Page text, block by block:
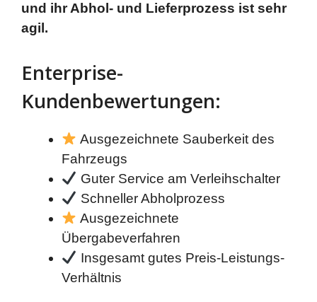
und ihr Abhol- und Lieferprozess ist sehr
agil.
Enterprise-
Kundenbewertungen:
Ausgezeichnete Sauberkeit des
Fahrzeugs
Guter Service am Verleihschalter
Schneller Abholprozess
Ausgezeichnete
Übergabeverfahren
Insgesamt gutes Preis-Leistungs-
Verhältnis